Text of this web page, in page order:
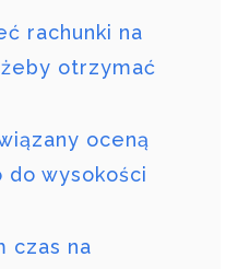
rachunki na
otrzymać
oceną
wysokości
czas na